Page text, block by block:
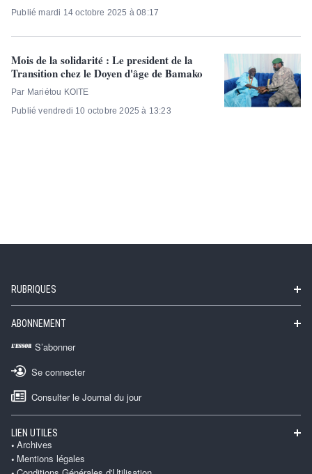
Publié mardi 14 octobre 2025 à 08:17
Mois de la solidarité : Le president de la
Transition chez le Doyen d'âge de Bamako
Par Mariétou KOITE
Publié vendredi 10 octobre 2025 à 13:23
RUBRIQUES
ABONNEMENT
S’abonner
Se connecter
Consulter le Journal du jour
LIEN UTILES
Archives
Mentions légales